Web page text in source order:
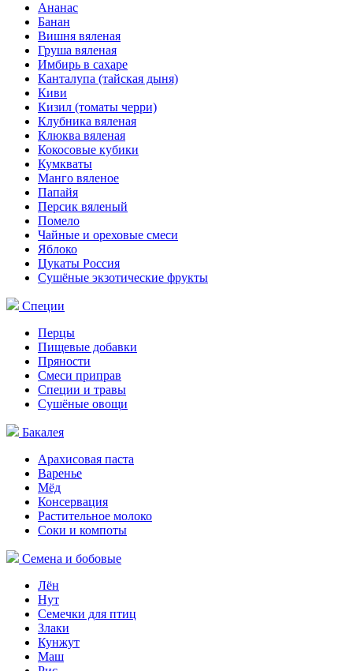
Ананас
Банан
Вишня вяленая
Груша вяленая
Имбирь в сахаре
Канталупа (тайская дыня)
Киви
Кизил (томаты черри)
Клубника вяленая
Клюква вяленая
Кокосовые кубики
Кумкваты
Манго вяленое
Папайя
Персик вяленый
Помело
Чайные и ореховые смеси
Яблоко
Цукаты Россия
Сушёные экзотические фрукты
Специи
Перцы
Пищевые добавки
Пряности
Смеси приправ
Специи и травы
Сушёные овощи
Бакалея
Арахисовая паста
Варенье
Мёд
Консервация
Растительное молоко
Соки и компоты
Семена и бобовые
Лён
Нут
Семечки для птиц
Злаки
Кунжут
Маш